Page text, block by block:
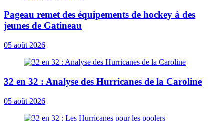
Pageau remet des équipements de hockey à des
jeunes de Gatineau
05 août 2026
32 en 32 : Analyse des Hurricanes de la Caroline
05 août 2026